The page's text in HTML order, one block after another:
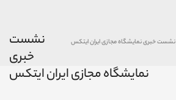
نشست خبری نمایشگاه مجازی ایران ایتکس
نشست
خبری
نمایشگاه مجازی ایران ایتکس